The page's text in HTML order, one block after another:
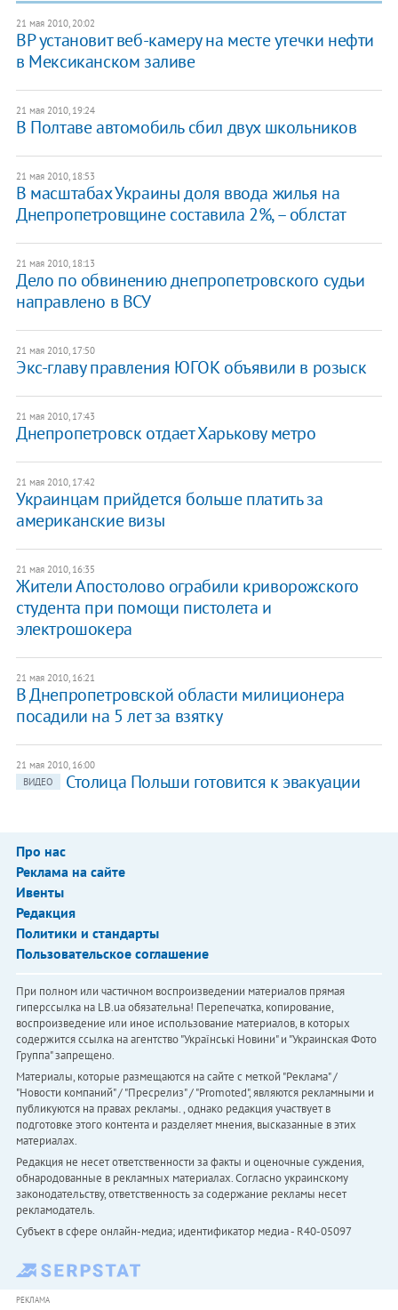
21 мая 2010, 20:02
BP установит веб-камеру на месте утечки нефти
в Мексиканском заливе
21 мая 2010, 19:24
В Полтаве автомобиль сбил двух школьников
21 мая 2010, 18:53
В масштабах Украины доля ввода жилья на
Днепропетровщине составила 2%, – облстат
21 мая 2010, 18:13
Дело по обвинению днепропетровского судьи
направлено в ВСУ
21 мая 2010, 17:50
Экс-главу правления ЮГОК объявили в розыск
21 мая 2010, 17:43
Днепропетровск отдает Харькову метро
21 мая 2010, 17:42
Украинцам прийдется больше платить за
американские визы
21 мая 2010, 16:35
Жители Апостолово ограбили криворожского
студента при помощи пистолета и
электрошокера
21 мая 2010, 16:21
В Днепропетровской области милиционера
посадили на 5 лет за взятку
21 мая 2010, 16:00
ВИДЕО
Столица Польши готовится к эвакуации
Про нас
Реклама на сайте
Ивенты
Редакция
Политики и стандарты
Пользовательское соглашение
При полном или частичном воспроизведении материалов прямая
гиперссылка на LB.ua обязательна! Перепечатка, копирование,
воспроизведение или иное использование материалов, в которых
содержится ссылка на агентство "Українськi Новини" и "Украинская Фото
Группа" запрещено.
Материалы, которые размещаются на сайте с меткой "Реклама" /
"Новости компаний" / "Пресрелиз" / "Promoted", являются рекламными и
публикуются на правах рекламы. , однако редакция участвует в
подготовке этого контента и разделяет мнения, высказанные в этих
материалах.
Редакция не несет ответственности за факты и оценочные суждения,
обнародованные в рекламных материалах. Согласно украинскому
законодательству, ответственность за содержание рекламы несет
рекламодатель.
Субъект в сфере онлайн-медиа; идентификатор медиа - R40-05097
РЕКЛАМА